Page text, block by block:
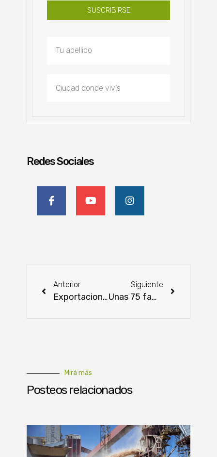
SUSCRIBIRSE
Redes Sociales
Anterior
Exportaciones pecuarias alcanzan USD 920 millones a mayo
Siguiente
Unas 75 familias rurales ofrecerán productos frescos en la Cooperativa Coopacons del barrio San Vicente
Mirá más
Posteos relacionados